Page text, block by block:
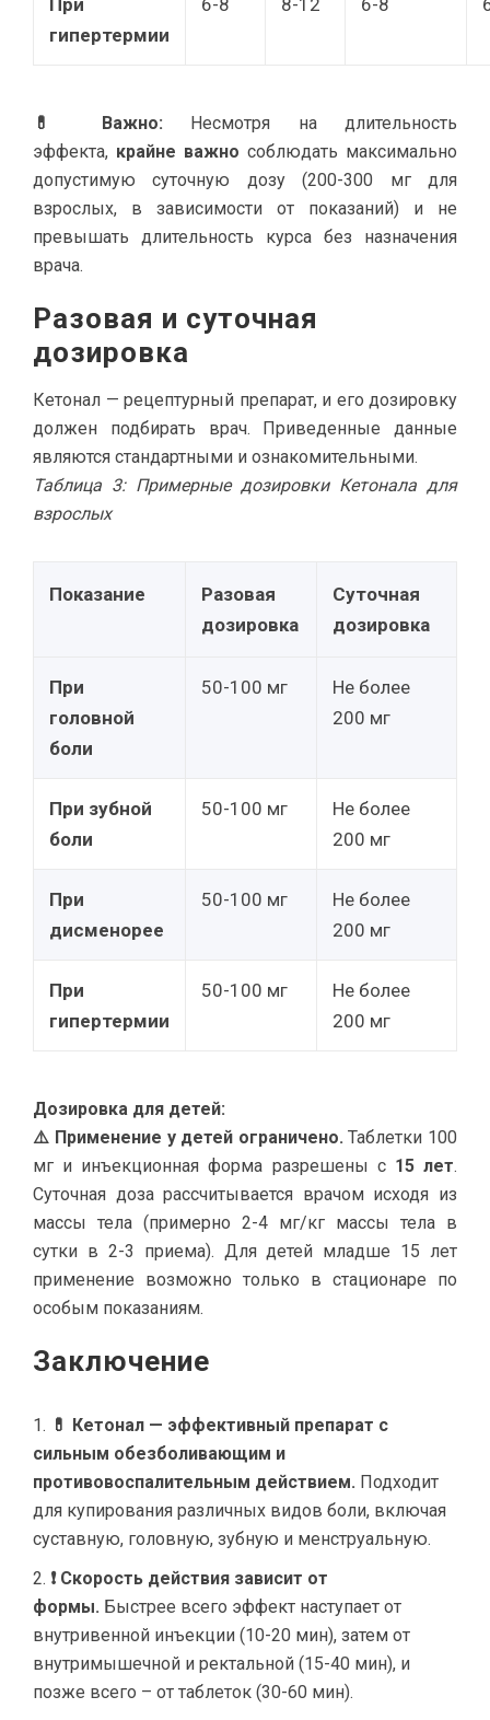
При
гипертермии
6-8 8-12 6-8
💊 Важно: Несмотря на длительность
эффекта, крайне важно соблюдать максимально
допустимую суточную дозу (200-300 мг для
взрослых, в зависимости от показаний) и не
превышать длительность курса без назначения
врача.
Разовая и суточная
дозировка
Кетонал — рецептурный препарат, и его дозировку
должен подбирать врач. Приведенные данные
являются стандартными и ознакомительными.
Таблица 3: Примерные дозировки Кетонала для
взрослых
Показание
Разовая
дозировка
Суточная
дозировка
При
головной
боли
50-100 мг
Не более
200 мг
При зубной
боли
50-100 мг
Не более
200 мг
При
дисменорее
50-100 мг
Не более
200 мг
При
гипертермии
50-100 мг
Не более
200 мг
Дозировка для детей:
⚠️ Применение у детей ограничено. Таблетки 100
мг и инъекционная форма разрешены с 15 лет.
Суточная доза рассчитывается врачом исходя из
массы тела (примерно 2-4 мг/кг массы тела в
сутки в 2-3 приема). Для детей младше 15 лет
применение возможно только в стационаре по
особым показаниям.
Заключение
💊 Кетонал — эффективный препарат с
сильным обезболивающим и
противовоспалительным действием. Подходит
для купирования различных видов боли, включая
суставную, головную, зубную и менструальную.
❗ Скорость действия зависит от
формы. Быстрее всего эффект наступает от
внутривенной инъекции (10-20 мин), затем от
внутримышечной и ректальной (15-40 мин), и
позже всего – от таблеток (30-60 мин).